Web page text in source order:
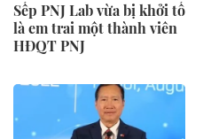
Sếp PNJ Lab vừa bị khởi tố
là em trai một thành viên
HĐQT PNJ